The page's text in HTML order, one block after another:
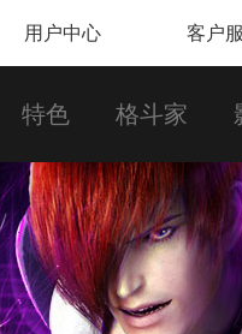
用户中心 客户
特色 格斗家